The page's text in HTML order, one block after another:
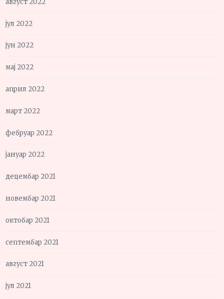
август 2022
јул 2022
јун 2022
мај 2022
април 2022
март 2022
фебруар 2022
јануар 2022
децембар 2021
новембар 2021
октобар 2021
септембар 2021
август 2021
јул 2021